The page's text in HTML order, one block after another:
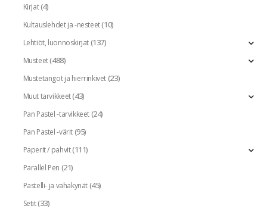
Kirjat(4)
Kultauslehdet ja -nesteet(10)
Lehtiöt, luonnoskirjat(137)
Musteet(488)
Mustetangot ja hierrinkivet(23)
Muut tarvikkeet(43)
Pan Pastel -tarvikkeet(24)
Pan Pastel -värit(95)
Paperit / pahvit(111)
Parallel Pen (21)
Pastelli- ja vahakynät(45)
Setit(33)